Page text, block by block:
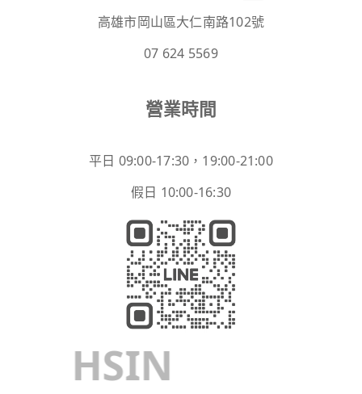
高雄市岡山區大仁南路102號
07 624 5569
營業時間
平日 09:00-17:30，19:00-21:00
假日 10:00-16:30
HSIN